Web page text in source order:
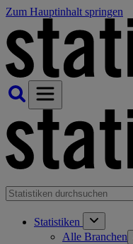
Zum Hauptinhalt springen
Statistiken
Alle Branchen